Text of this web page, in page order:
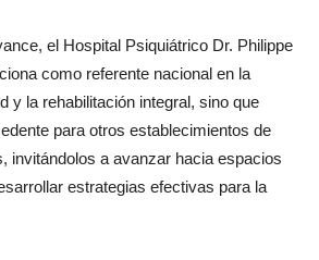
el Hospital Psiquiátrico Dr. Philippe
como referente nacional en la
y la rehabilitación integral, sino que
para otros establecimientos de
invitándolos a avanzar hacia espacios
estrategias efectivas para la